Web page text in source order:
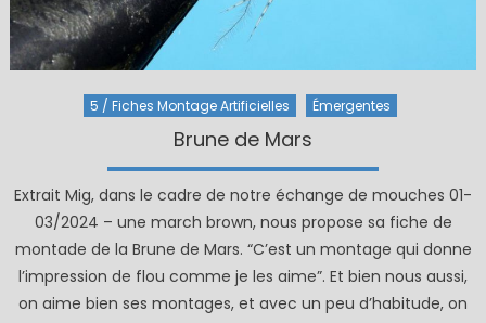
5 / Fiches Montage Artificielles Émergentes
Brune de Mars
Extrait Mig, dans le cadre de notre échange de mouches 01-
03/2024 – une march brown, nous propose sa fiche de
montade de la Brune de Mars. “C’est un montage qui donne
l’impression de flou comme je les aime”. Et bien nous aussi,
on aime bien ses montages, et avec un peu d’habitude, on